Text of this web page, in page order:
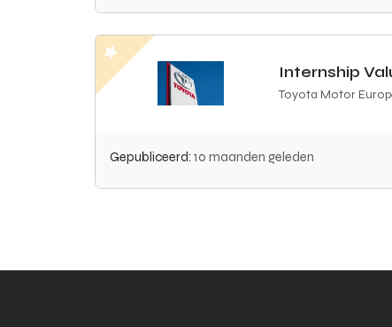
Internship
Toyota Motor
Gepubliceerd: 10 maanden geleden